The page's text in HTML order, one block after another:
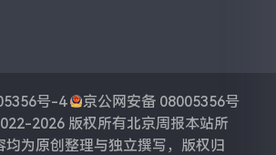
号-4
京公网安备 08005356号
2026 版权所有北京周报本站所
均为原创整理与独立撰写，版权归